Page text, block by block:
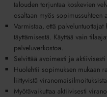
talouden torjuntaa koskevien
osaltaan myös sopimussuhteen
Varmistaa, että
täyttämisestä. Käyttää vain
palveluverkostoa.
Selvittää avoimesti ja
Huolehtii sopimuksen mukaan
liittyvistä
Myötävaikuttaa aktiivisesti